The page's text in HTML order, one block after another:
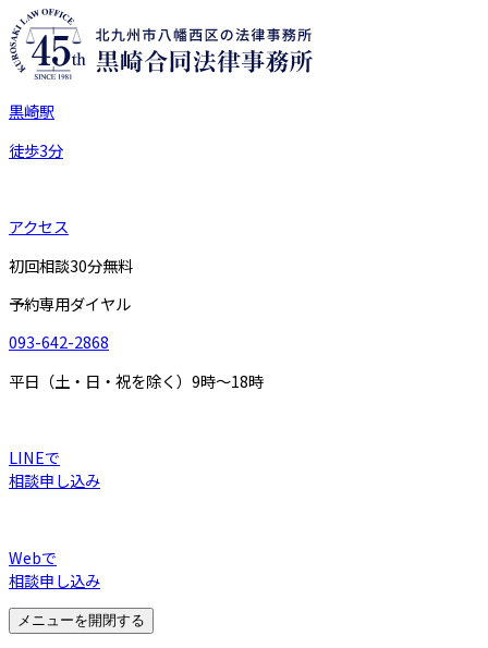
黒崎駅
徒歩3分
アクセス
初回相談30分無料
予約専用ダイヤル
093-642-2868
平日（土・日・祝を除く）9時～18時
LINEで
相談申し込み
Webで
相談申し込み
メニューを開閉する